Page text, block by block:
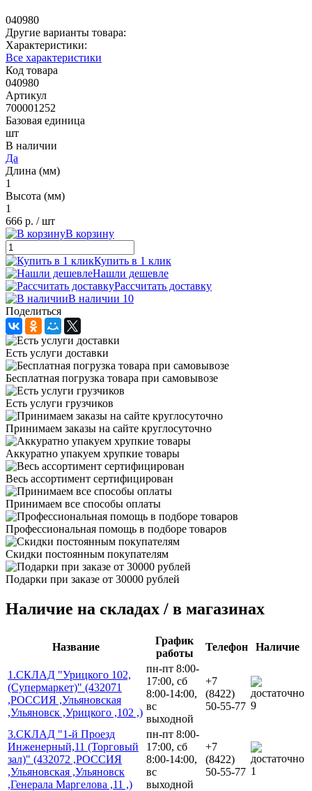
040980
Другие варианты товара:
Характеристики:
Все характеристики
Код товара
040980
Артикул
700001252
Базовая единица
шт
В наличии
Да
Длина (мм)
1
Высота (мм)
1
666 р. / шт
В корзину
Купить в 1 клик
Нашли дешевле
Рассчитать доставку
В наличии 10
Поделиться
Есть услуги доставки
Бесплатная погрузка товара при самовывозе
Есть услуги грузчиков
Принимаем заказы на сайте круглосуточно
Аккуратно упакуем хрупкие товары
Весь ассортимент сертифицирован
Принимаем все способы оплаты
Профессиональная помощь в подборе товаров
Скидки постоянным покупателям
Подарки при заказе от 30000 рублей
Наличие на складах / в магазинах
Название
График
работы
Телефон Наличие
1.СКЛАД "Урицкого 102,
(Супермаркет)" (432071
,РОССИЯ ,Ульяновская
,Ульяновск ,Урицкого ,102 ,)
пн-пт 8:00-
17:00, сб
8:00-14:00,
вс
выходной
+7
(8422)
50-55-77 9
3.СКЛАД "1-й Проезд
Инженерный,11 (Торговый
зал)" (432072 ,РОССИЯ
,Ульяновская ,Ульяновск
,Генерала Маргелова ,11 ,)
пн-пт 8:00-
17:00, сб
8:00-14:00,
вс
выходной
+7
(8422)
50-55-77 1